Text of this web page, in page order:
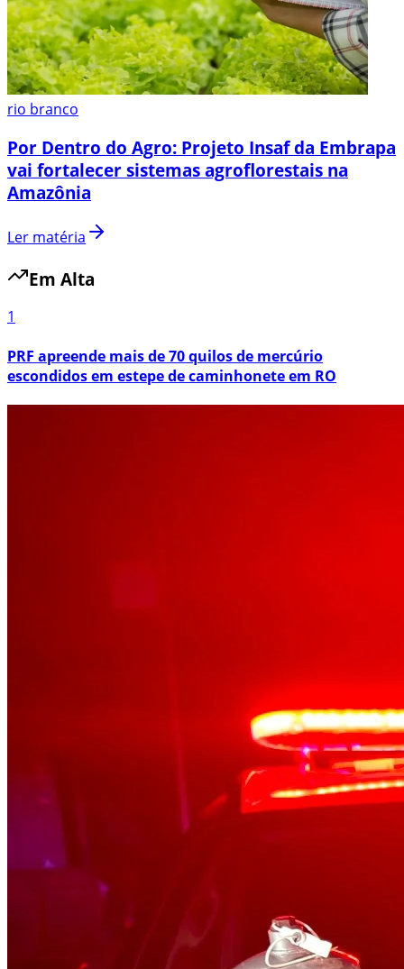
rio branco
Por Dentro do Agro: Projeto Insaf da Embrapa
vai fortalecer sistemas agroflorestais na
Amazônia
Ler matéria
Em Alta
1
PRF apreende mais de 70 quilos de mercúrio
escondidos em estepe de caminhonete em RO